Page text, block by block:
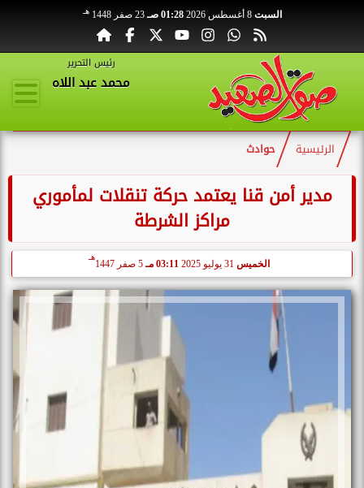
السبت 8 أغسطس 2026 01:28 صـ 23 صفر 1448 هـ
رئيس التحرير
محمد عبد اللاه
الرئيسية حوادث
مدير أمن قنا يعتمد حركة تنقلات لمأموري
مراكز الشرطة
الخميس 03:11 مـ 5 صفر 1447
هـ